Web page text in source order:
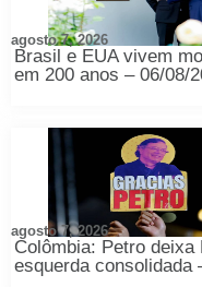
Brasil e EUA vivem
em 200 anos – 06/08/
agosto 7, 2026
Colômbia: Petro deixa
esquerda consolidada
agosto 7, 2026